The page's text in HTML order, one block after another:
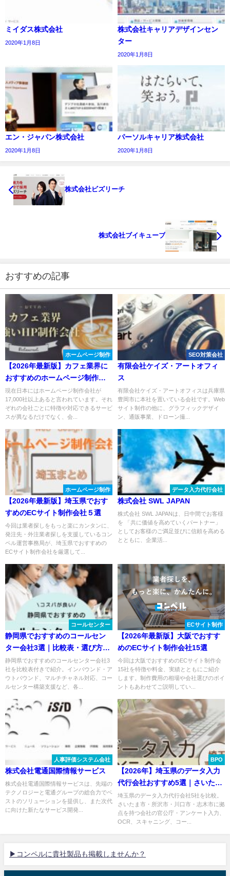
ミイダス株式会社
2020年1月8日
株式会社キャリアデザインセン
ター
2020年1月8日
エン・ジャパン株式会社
2020年1月8日
パーソルキャリア株式会社
2020年1月8日
株式会社ビズリーチ
株式会社ブイキューブ
おすすめの記事
ホームページ制作
【2026年最新版】カフェ業界に
おすすめのホームページ制作会
社おすすめ４選
現在日本にはホームページ制作会社が
17,000社以上あると言われています。それ
ぞれの会社ごとに特徴や対応できるサービ
スが異なるだけでなく、会...
SEO対策会社
有限会社ケイズ・アートオフィ
ス
有限会社ケイズ・アートオフィスは兵庫県
豊岡市に本社を置いている会社です。Web
サイト制作の他に、グラフィックデザイ
ン、通販事業、ドローン撮...
ホームページ制作
【2026年最新版】埼玉県でおす
すめのECサイト制作会社５選
今回は業者探しをもっと楽にカンタンに、
発注先・外注業者探しを支援しているコン
ペル運営事務局が、埼玉県でおすすめの
ECサイト制作会社を厳選して...
データ入力代行会社
株式会社 SWL JAPAN
株式会社 SWL JAPANは、日中間でお客様
を 「共に価値を高めていくパートナー」
としてお客様のご満足並びに信頼を高める
とともに、企業活...
コールセンター
静岡県でおすすめのコールセン
ター会社3選｜比較表・選び方・
費用相場
静岡県でおすすめのコールセンター会社3
社を比較表付きで紹介。インバウンド・ア
ウトバウンド、マルチチャネル対応、コー
ルセンター構築支援など、各...
ECサイト制作
【2026年最新版】大阪でおすす
めのECサイト制作会社15選
今回は大阪でおすすめのECサイト制作会
15社を特徴や料金、実績とともにご紹介
します。制作費用の相場や会社選びのポイ
ントもあわせてご説明してい...
人事評価システム会社
株式会社電通国際情報サービス
株式会社電通国際情報サービスは、先端の
テクノロジーと電通グループの総合力でベ
ストのソリューションを提供し、また次代
に向けた新たなサービス開発...
BPO
【2026年】埼玉県のデータ入力
代行会社おすすめ5選｜さいた
ま・所沢・川口を比較
埼玉県のデータ入力代行会社5社を比較。
さいたま市・所沢市・川口市・志木市に拠
点を持つ会社の官公庁・アンケート入力、
OCR、スキャニング、コー...
▶コンペルに貴社製品も掲載しませんか？